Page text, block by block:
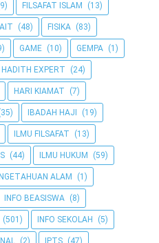
FILSAFAT ISLAM (13)
(48) FISIKA (83)
GAME (10) GEMPA (1)
HADITH EXPERT (24)
HARI KIAMAT (7)
IBADAH HAJI (19)
ILMU FILSAFAT (13)
(44) ILMU HUKUM (59)
ALAM (1)
INFO BEASISWA (8)
(501) INFO SEKOLAH (5)
(2) IPTS (47)